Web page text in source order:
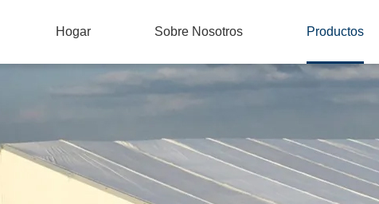
Hogar Sobre Nosotros Productos